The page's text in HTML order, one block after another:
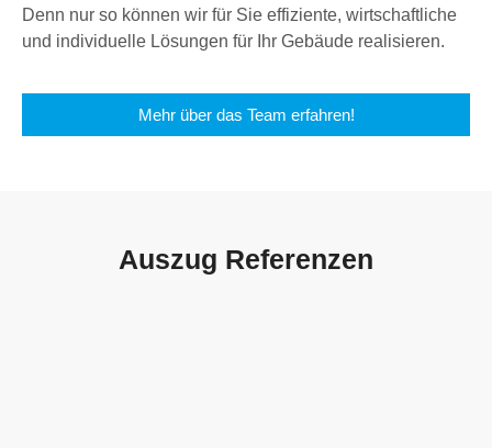
Denn nur so können wir für Sie effiziente, wirtschaftliche
und individuelle Lösungen für Ihr Gebäude realisieren.
Mehr über das Team erfahren!
Auszug Referenzen